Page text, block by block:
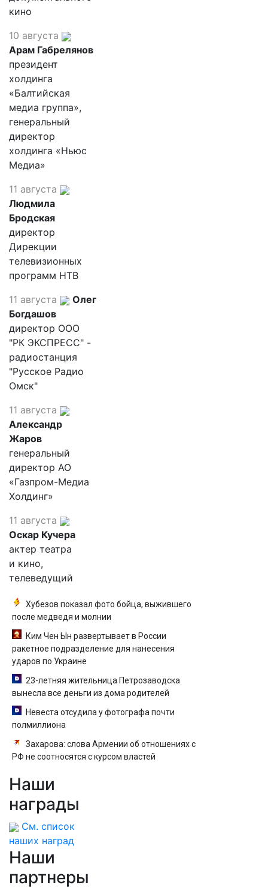
кино
10 августа
Арам Габрелянов
президент
холдинга
«Балтийская
медиа группа»,
генеральный
директор
холдинга «Ньюс
Медиа»
11 августа
Людмила
Бродская
директор
Дирекции
телевизионных
программ НТВ
11 августа
Олег
Богдашов
директор ООО
"РК ЭКСПРЕСС" -
радиостанция
"Русское Радио
Омск"
11 августа
Александр
Жаров
генеральный
директор АО
«Газпром-Медиа
Холдинг»
11 августа
Оскар Кучера
актер театра
и кино,
телеведущий
Хубезов показал фото бойца, выжившего
после медведя и молнии
Ким Чен Ын развертывает в России
ракетное подразделение для нанесения
ударов по Украине
23-летняя жительница Петрозаводска
вынесла все деньги из дома родителей
Невеста отсудила у фотографа почти
полмиллиона
Захарова: слова Армении об отношениях с
РФ не соотносятся с курсом властей
Наши
награды
См. список
наших наград
Наши
партнеры